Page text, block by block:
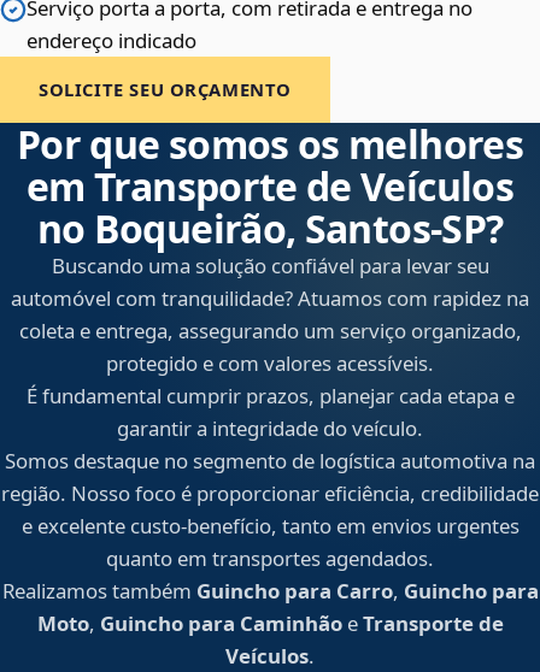
Serviço porta a porta, com retirada e entrega no
endereço indicado
SOLICITE SEU ORÇAMENTO
Por que somos os melhores
em Transporte de Veículos
no Boqueirão, Santos‑SP?
Buscando uma solução confiável para levar seu
automóvel com tranquilidade? Atuamos com rapidez na
coleta e entrega, assegurando um serviço organizado,
protegido e com valores acessíveis.
É fundamental cumprir prazos, planejar cada etapa e
garantir a integridade do veículo.
Somos destaque no segmento de logística automotiva na
região. Nosso foco é proporcionar eficiência, credibilidade
e excelente custo-benefício, tanto em envios urgentes
quanto em transportes agendados.
Realizamos também Guincho para Carro, Guincho para
Moto, Guincho para CaminhãoeTransporte de
Veículos.